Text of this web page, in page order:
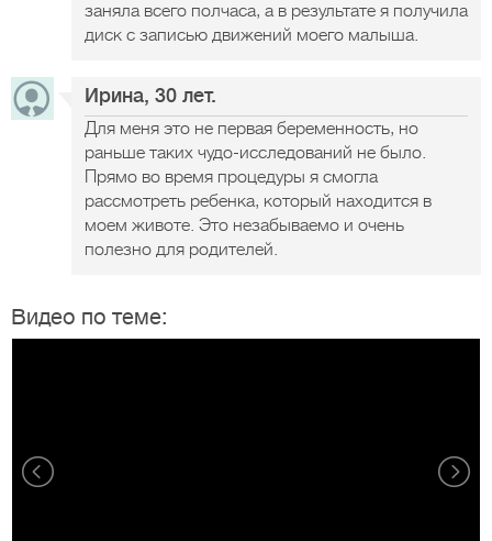
заняла всего полчаса, а в результате я получила
диск с записью движений моего малыша.
Ирина, 30 лет.
Для меня это не первая беременность, но
раньше таких чудо-исследований не было.
Прямо во время процедуры я смогла
рассмотреть ребенка, который находится в
моем животе. Это незабываемо и очень
полезно для родителей.
Видео по теме: